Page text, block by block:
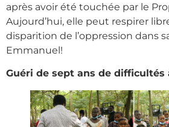
après avoir été touchée par le
Aujourd’hui, elle peut respirer
disparition de l’oppression dans
Emmanuel!
Guéri de sept ans de difficultés